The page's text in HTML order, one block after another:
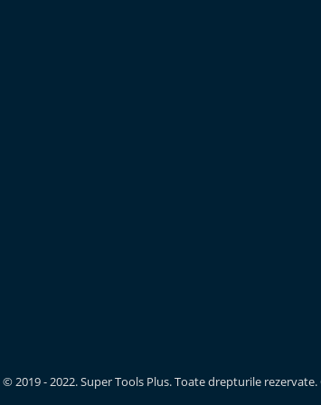
2019 - 2022. Super Tools Plus. Toate drepturile